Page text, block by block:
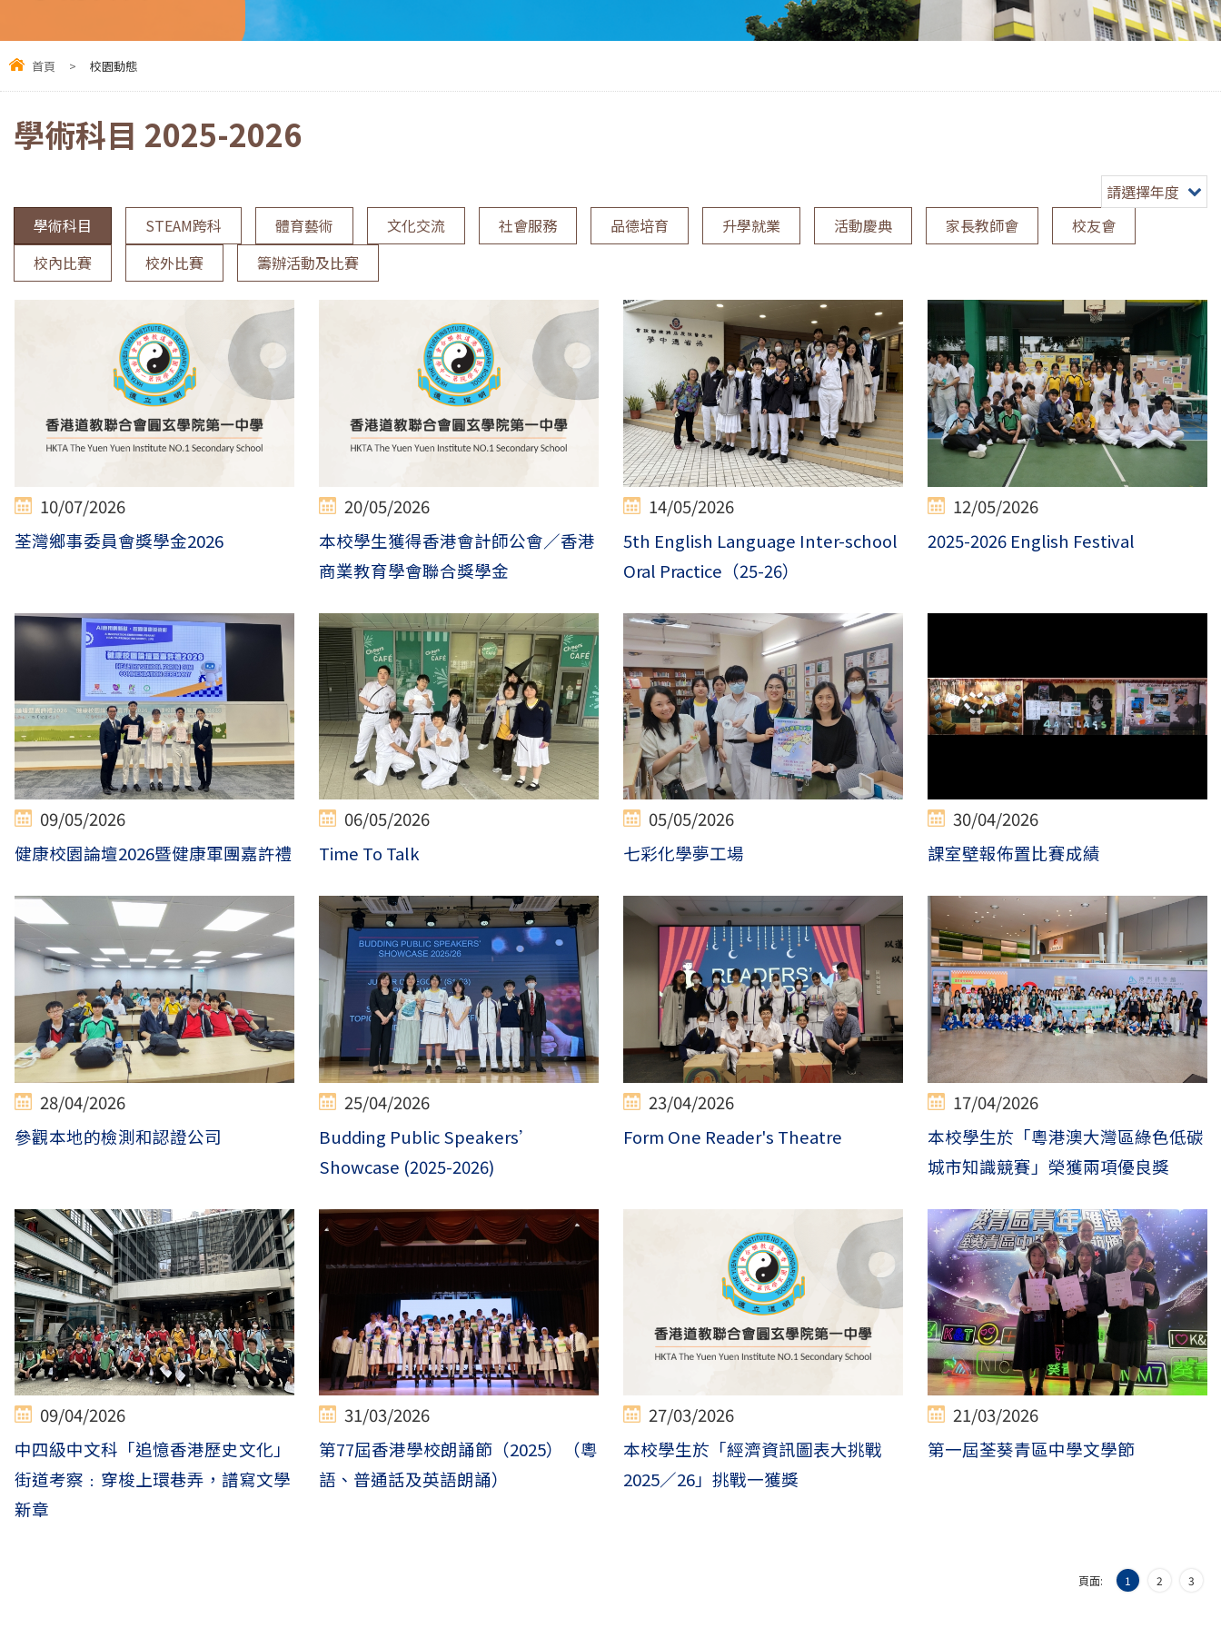
首頁 > 校園動態
學術科目 2025-2026
請選擇年度
學術科目
STEAM跨科 體育藝術 文化交流 社會服務 品德培育 升學就業 活動慶典 家長教師會
校友會
校內比賽
校外比賽 籌辦活動及比賽
10/07/2026
荃灣鄉事委員會獎學金2026
20/05/2026
本校學生獲得香港會計師公會／香港
商業教育學會聯合獎學金
14/05/2026
5th English Language Inter-school
Oral Practice（25-26）
12/05/2026
2025-2026 English Festival
09/05/2026
健康校園論壇2026暨健康軍團嘉許禮
06/05/2026
Time To Talk
05/05/2026
七彩化學夢工場
30/04/2026
課室壁報佈置比賽成績
28/04/2026
參觀本地的檢測和認證公司
25/04/2026
Budding Public Speakers’
Showcase (2025-2026)
23/04/2026
Form One Reader's Theatre
17/04/2026
本校學生於「粵港澳大灣區綠色低碳
城市知識競賽」榮獲兩項優良獎
09/04/2026
中四級中文科「追憶香港歷史文化」
街道考察﹕穿梭上環巷弄，譜寫文學
新章
31/03/2026
第77屆香港學校朗誦節（2025）（粵
語、普通話及英語朗誦）
27/03/2026
本校學生於「經濟資訊圖表大挑戰
2025／26」挑戰一獲獎
21/03/2026
第一屆荃葵青區中學文學節
頁面: 1 2 3